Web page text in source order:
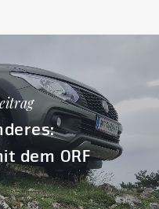
dem ORF